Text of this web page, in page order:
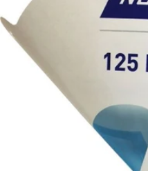
produit
le média 0 en mode